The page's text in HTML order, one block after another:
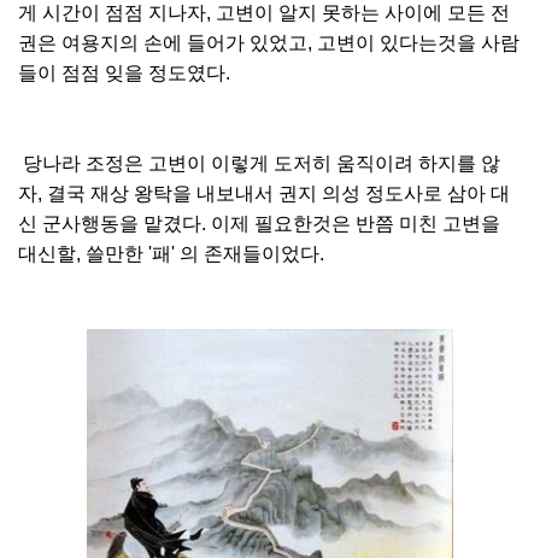
게 시간이 점점 지나자, 고변이 알지 못하는 사이에 모든 전
권은 여용지의 손에 들어가 있었고, 고변이 있다는것을 사람
들이 점점 잊을 정도였다.
당나라 조정은 고변이 이렇게 도저히 움직이려 하지를 않
자, 결국 재상 왕탁을 내보내서 권지 의성 정도사로 삼아 대
신 군사행동을 맡겼다. 이제 필요한것은 반쯤 미친 고변을
대신할, 쓸만한 '패' 의 존재들이었다.